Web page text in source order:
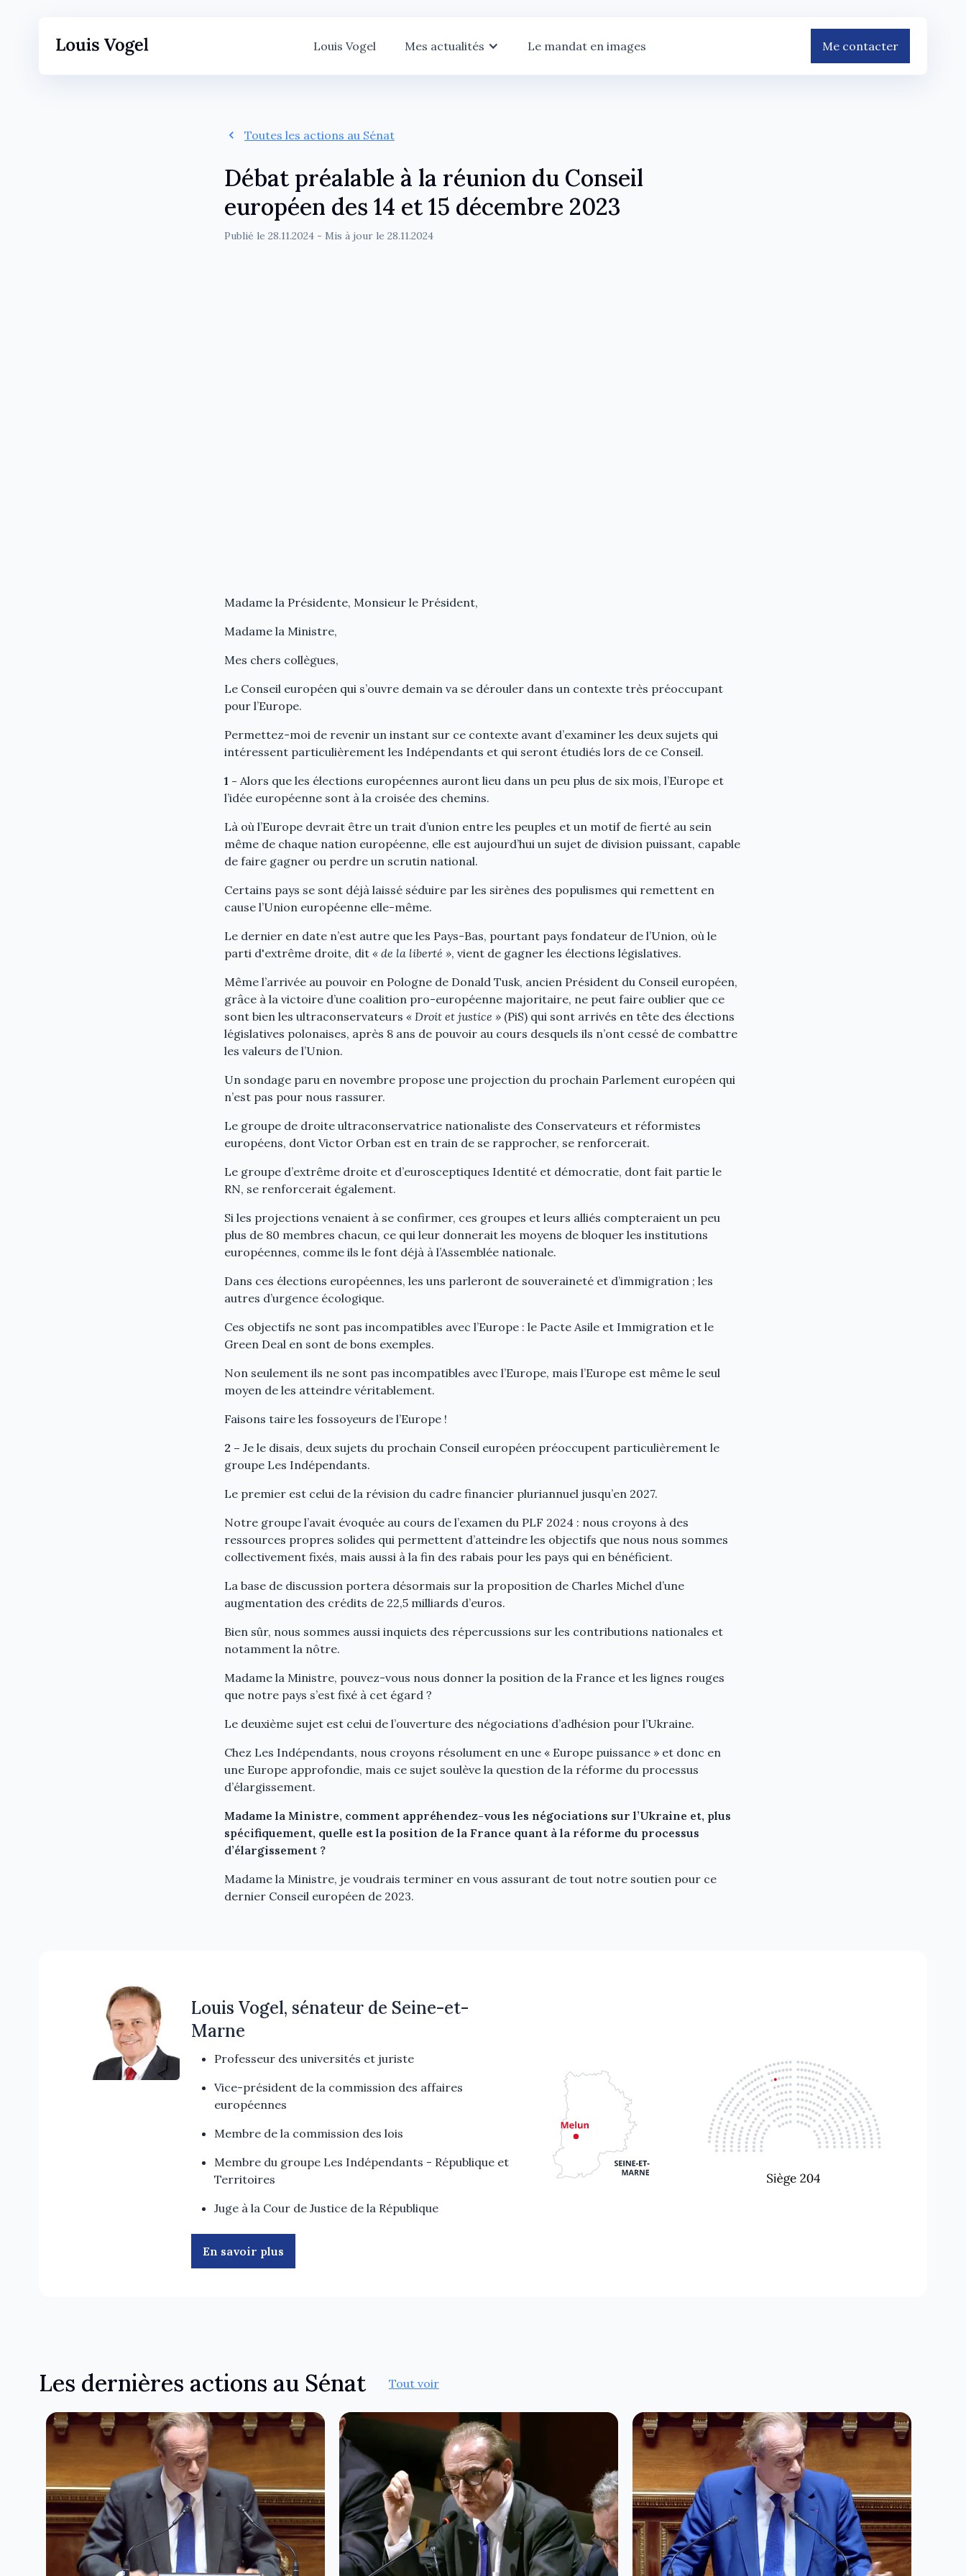
Louis Vogel Mes actualités Le mandat en images Me contacter
Toutes les actions au Sénat
Débat préalable à la réunion du Conseil
européen des 14 et 15 décembre 2023
Publié le 28.11.2024 - Mis à jour le 28.11.2024
Madame la Présidente, Monsieur le Président,
Madame la Ministre,
Mes chers collègues,
Le Conseil européen qui s’ouvre demain va se dérouler dans un contexte très préoccupant
pour l’Europe.
Permettez-moi de revenir un instant sur ce contexte avant d’examiner les deux sujets qui
intéressent particulièrement les Indépendants et qui seront étudiés lors de ce Conseil.
1 - Alors que les élections européennes auront lieu dans un peu plus de six mois, l’Europe et
l’idée européenne sont à la croisée des chemins.
Là où l’Europe devrait être un trait d’union entre les peuples et un motif de fierté au sein
même de chaque nation européenne, elle est aujourd’hui un sujet de division puissant, capable
de faire gagner ou perdre un scrutin national.
Certains pays se sont déjà laissé séduire par les sirènes des populismes qui remettent en
cause l’Union européenne elle-même.
Le dernier en date n’est autre que les Pays-Bas, pourtant pays fondateur de l’Union, où le
parti d'extrême droite, dit « de la liberté », vient de gagner les élections législatives.
Même l’arrivée au pouvoir en Pologne de Donald Tusk, ancien Président du Conseil européen,
grâce à la victoire d’une coalition pro-européenne majoritaire, ne peut faire oublier que ce
sont bien les ultraconservateurs « Droit et justice » (PiS) qui sont arrivés en tête des élections
législatives polonaises, après 8 ans de pouvoir au cours desquels ils n’ont cessé de combattre
les valeurs de l’Union.
Un sondage paru en novembre propose une projection du prochain Parlement européen qui
n’est pas pour nous rassurer.
Le groupe de droite ultraconservatrice nationaliste des Conservateurs et réformistes
européens, dont Victor Orban est en train de se rapprocher, se renforcerait.
Le groupe d’extrême droite et d’eurosceptiques Identité et démocratie, dont fait partie le
RN, se renforcerait également.
Si les projections venaient à se confirmer, ces groupes et leurs alliés compteraient un peu
plus de 80 membres chacun, ce qui leur donnerait les moyens de bloquer les institutions
européennes, comme ils le font déjà à l’Assemblée nationale.
Dans ces élections européennes, les uns parleront de souveraineté et d’immigration ; les
autres d’urgence écologique.
Ces objectifs ne sont pas incompatibles avec l’Europe : le Pacte Asile et Immigration et le
Green Deal en sont de bons exemples.
Non seulement ils ne sont pas incompatibles avec l’Europe, mais l’Europe est même le seul
moyen de les atteindre véritablement.
Faisons taire les fossoyeurs de l’Europe !
2 – Je le disais, deux sujets du prochain Conseil européen préoccupent particulièrement le
groupe Les Indépendants.
Le premier est celui de la révision du cadre financier pluriannuel jusqu’en 2027.
Notre groupe l’avait évoquée au cours de l’examen du PLF 2024 : nous croyons à des
ressources propres solides qui permettent d’atteindre les objectifs que nous nous sommes
collectivement fixés, mais aussi à la fin des rabais pour les pays qui en bénéficient.
La base de discussion portera désormais sur la proposition de Charles Michel d’une
augmentation des crédits de 22,5 milliards d’euros.
Bien sûr, nous sommes aussi inquiets des répercussions sur les contributions nationales et
notamment la nôtre.
Madame la Ministre, pouvez-vous nous donner la position de la France et les lignes rouges
que notre pays s’est fixé à cet égard ?
Le deuxième sujet est celui de l’ouverture des négociations d’adhésion pour l’Ukraine.
Chez Les Indépendants, nous croyons résolument en une « Europe puissance » et donc en
une Europe approfondie, mais ce sujet soulève la question de la réforme du processus
d’élargissement.
Madame la Ministre, comment appréhendez-vous les négociations sur l’Ukraine et, plus
spécifiquement, quelle est la position de la France quant à la réforme du processus
d’élargissement ?
Madame la Ministre, je voudrais terminer en vous assurant de tout notre soutien pour ce
dernier Conseil européen de 2023.
Louis Vogel, sénateur de Seine-et-
Marne
Professeur des universités et juriste
Vice-président de la commission des affaires
européennes
Membre de la commission des lois
Membre du groupe Les Indépendants - République et
Territoires
Juge à la Cour de Justice de la République
En savoir plus
Les dernières actions au Sénat Tout voir